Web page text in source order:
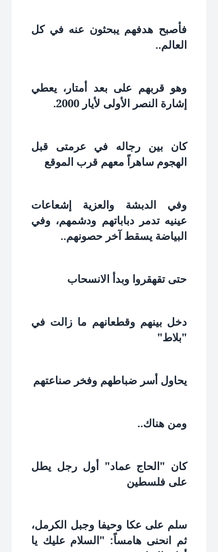
فأصبح هدفهم يبحثون عنه في كل
العالم..‏
وهو قربهم على بعد أمتار، يعطي
إشارة النصر الأولى لأيار 2000.‏
كان بين رجاله في عرمتى قبل
الهجوم ساهراً معهم قرب الموقع‏
وفي الدبشة والعزية إشعاعات
عينيه تدمر دباباتهم ودشمهم، وفي
البياضة يسقط آخر حصونهم..‏
حتى تقهقروا وبدأ الانسحاب‏
دخل بينهم وقطعانهم ما زالت في
"بلاط"‏
يحاول أسر ضباطهم وفخر صناعتهم‏
ومن هناك..‏
كان "الحاج عماد" أول رجل يطل
على فلسطين‏
سلم على عكا وحيفا وجبل الكرمل،
ثم انحنى هامساً: "السلام عليك يا